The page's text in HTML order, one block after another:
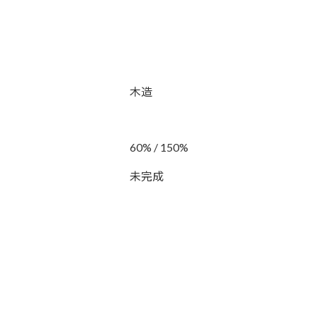
木造
60% / 150%
未完成